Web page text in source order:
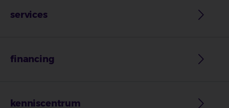
services
financing
kenniscentrum